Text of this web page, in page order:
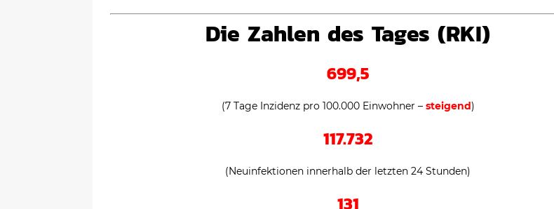
Die Zahlen des Tages (RKI)
699,5
(7 Tage Inzidenz pro 100.000 Einwohner – steigend)
117.732
(Neuinfektionen innerhalb der letzten 24 Stunden)
131